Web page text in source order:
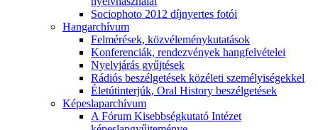
Sociophoto 2012 díjnyertes fotói
Hangarchívum
Felmérések, közvéleménykutatások
Konferenciák, rendezvények hangfelvételei
Nyelvjárás gyűjtések
Rádiós beszélgetések közéleti személyiségekkel
Életútinterjúk, Oral History beszélgetések
Képeslaparchívum
A Fórum Kisebbségkutató Intézet